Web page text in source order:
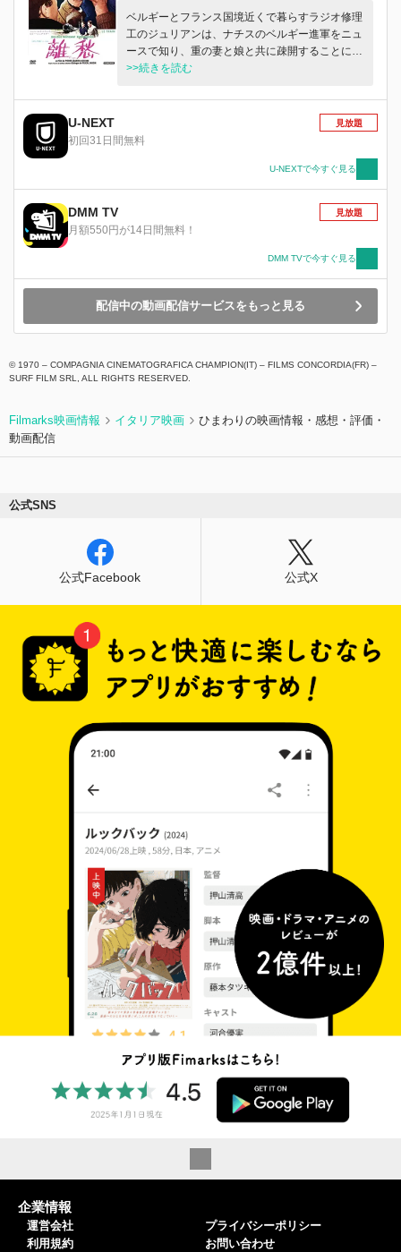
ベルギーとフランス国境近くで暮らすラジオ修理
工のジュリアンは、ナチスのベルギー進軍をニュ
ースで知り、重の妻と娘と共に疎開することに。
だが、妻と娘しか客車に乗れず、極限状態の貨車
だが…。
>>続きを読む
U-NEXT
初回31日間無料
見放題
U-NEXTで今すぐ見る
DMM TV
月額550円が14日間無料！
見放題
DMM TVで今すぐ見る
配信中の動画配信サービスをもっと見る
© 1970 – COMPAGNIA CINEMATOGRAFICA CHAMPION(IT) – FILMS CONCORDIA(FR) –
SURF FILM SRL, ALL RIGHTS RESERVED.
Filmarks映画情報 イタリア映画
ひまわりの映画情報・感想・評価・
動画配信
公式SNS
公式Facebook 公式X
企業情報
運営会社
利用規約
プライバシーポリシー
お問い合わせ